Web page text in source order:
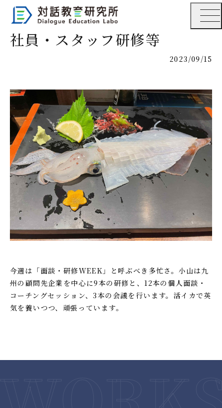
社員・スタッフ研修等
2023/09/15
今週は「面談・研修WEEK」と呼ぶべき多忙さ。小山は九
州の顧問先企業を中心に9本の研修と、12本の個人面談・
コーチングセッション、3本の会議を行います。活イカで英
気を養いつつ、頑張っています。